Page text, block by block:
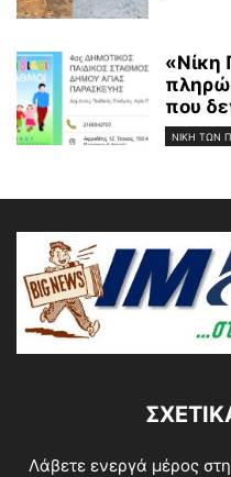
«Νίκη
που
ΝΊΚΗ ΤΩΝ
Λάβετε ενεργά μέρος